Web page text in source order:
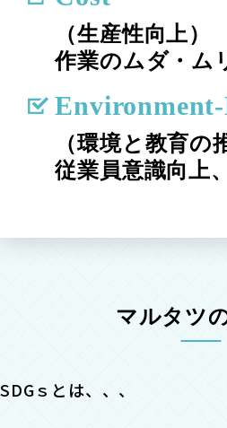
（⽣産性向上）
作業のムダ・ム
（環境と教育の
従業員意識向上
マルタツ
SDGｓとは、、、